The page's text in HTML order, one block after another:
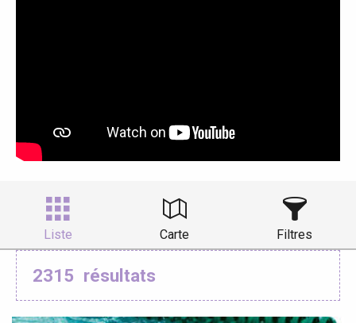
Liste Carte Filtres
2315 résultats